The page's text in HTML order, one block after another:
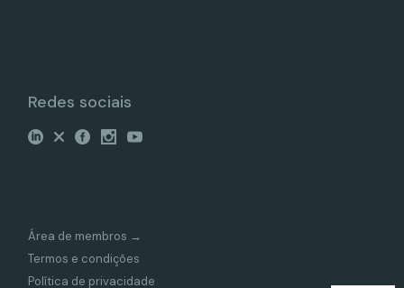
Redes sociais
Área de membros →
Termos e condições
Política de privacidade